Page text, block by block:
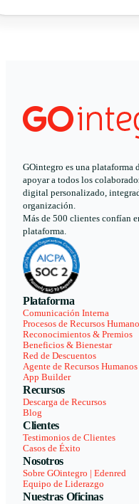
GOintegro es una plataforma
apoyar a todos los
digital personalizado,
organización.
Más de 500 clientes confían
plataforma.
Plataforma
Comunicación Interna
Procesos de Recursos
Reconocimientos & Premios
Beneficios & Bienestar
Red de Descuentos
Agente de Recursos Humanos
App Builder
Recursos
Descarga de Recursos
Blog
Clientes
Testimonios de Clientes
Casos de Éxito
Nosotros
Sobre GOintegro | Edenred
Equipo de Liderazgo
Nuestras Oficinas